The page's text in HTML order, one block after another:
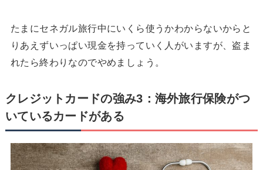
たまにセネガル旅行中にいくら使うかわからないからと
りあえずいっぱい現金を持っていく人がいますが、盗ま
れたら終わりなのでやめましょう。
クレジットカードの強み3：海外旅行保険がつ
いているカードがある